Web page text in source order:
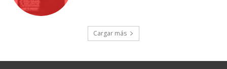
Cargar más